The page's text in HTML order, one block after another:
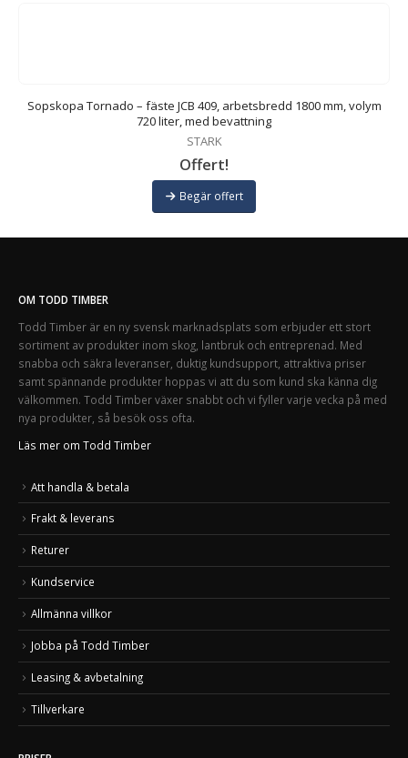
Sopskopa Tornado – fäste JCB 409, arbetsbredd 1800 mm, volym
720 liter, med bevattning
STARK
Offert!
Begär offert
OM TODD TIMBER
Todd Timber är en ny svensk marknadsplats som erbjuder ett stort
sortiment av produkter inom skog, lantbruk och entreprenad. Med
snabba och säkra leveranser, duktig kundsupport, attraktiva priser
samt spännande produkter hoppas vi att du som kund ska känna dig
välkommen. Todd Timber växer snabbt och vi fyller varje vecka på med
nya produkter, så besök oss ofta.
Läs mer om Todd Timber
Att handla & betala
Frakt & leverans
Returer
Kundservice
Allmänna villkor
Jobba på Todd Timber
Leasing & avbetalning
Tillverkare